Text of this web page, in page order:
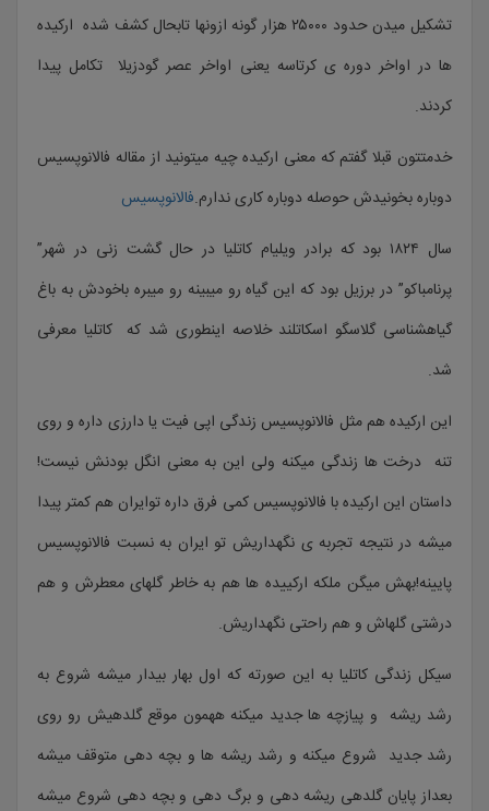
تشکیل میدن حدود ۲۵۰۰۰ هزار گونه ازونها تابحال کشف شده ارکیده
ها در اواخر دوره ی کرتاسه یعنی اواخر عصر گودزیلا تکامل پیدا
کردند.
خدمتتون قبلا گفتم که معنی ارکیده چیه میتونید از مقاله فالانوپسیس
دوباره بخونیدش حوصله دوباره کاری ندارم.فالانوپسیس
سال ۱۸۲۴ بود که برادر ویلیام کاتلیا در حال گشت زنی در شهر”
پرنامباکو” در برزیل بود که این گیاه رو میبینه رو میبره باخودش به باغ
گیاهشناسی گلاسگو اسکاتلند خلاصه اینطوری شد که کاتلیا معرفی
شد.
این ارکیده هم مثل فالانوپسیس زندگی اپی فیت یا دارزی داره و روی
تنه درخت ها زندگی میکنه ولی این به معنی انگل بودنش نیست!
داستان این ارکیده با فالانوپسیس کمی فرق داره توایران هم کمتر پیدا
میشه در نتیجه تجربه ی نگهداریش تو ایران به نسبت فالانوپسیس
پایینه!بهش میگن ملکه ارکییده ها هم به خاطر گلهای معطرش و هم
درشتی گلهاش و هم راحتی نگهداریش.
سیکل زندگی کاتلیا به این صورته که اول بهار بیدار میشه شروع به
رشد ریشه و پیازچه ها جدید میکنه ههمون موقع گلدهیش رو روی
رشد جدید شروع میکنه و رشد ریشه ها و بچه دهی متوقف میشه
بعداز پایان گلدهی ریشه دهی و برگ دهی و بچه دهی شروع میشه